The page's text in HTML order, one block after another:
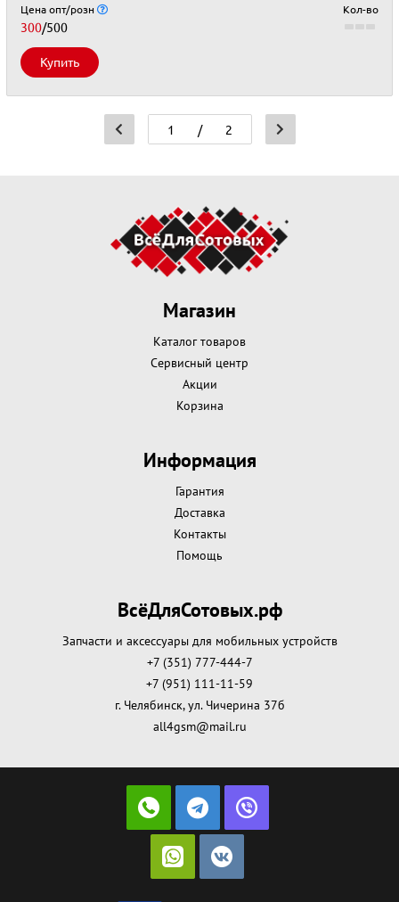
Цена опт/розн
300/500
Кол-во
Купить
/ 2
Магазин
Каталог товаров
Сервисный центр
Акции
Корзина
Информация
Гарантия
Доставка
Контакты
Помощь
ВсёДляСотовых.рф
Запчасти и аксессуары для мобильных устройств
+7 (351) 777-444-7
+7 (951) 111-11-59
г. Челябинск, ул. Чичерина 37б
all4gsm@mail.ru